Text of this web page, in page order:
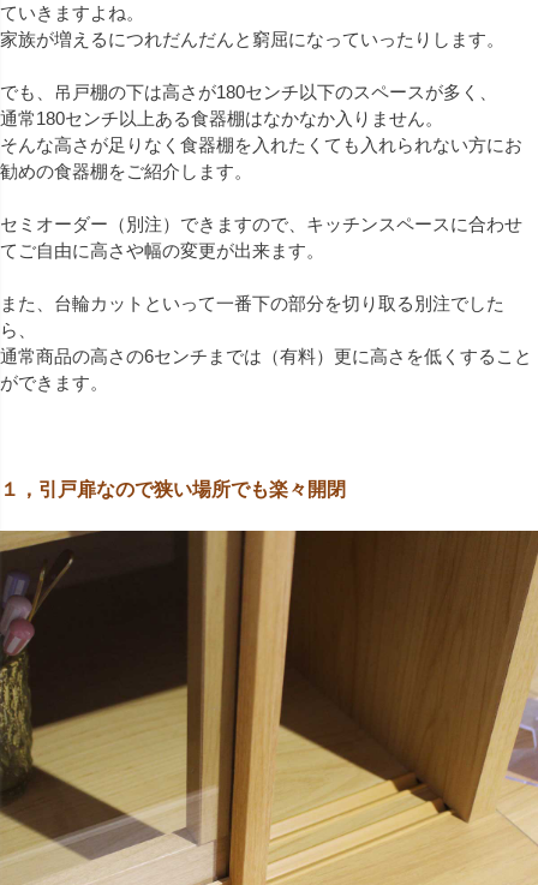
ていきますよね。
家族が増えるにつれだんだんと窮屈になっていったりします。
でも、吊戸棚の下は高さが180センチ以下のスペースが多く、
通常180センチ以上ある食器棚はなかなか入りません。
そんな高さが足りなく食器棚を入れたくても入れられない方にお
勧めの食器棚をご紹介します。
セミオーダー（別注）できますので、キッチンスペースに合わせ
てご自由に高さや幅の変更が出来ます。
また、台輪カットといって一番下の部分を切り取る別注でした
ら、
通常商品の高さの6センチまでは（有料）更に高さを低くすること
ができます。
１，引戸扉なので狭い場所でも楽々開閉